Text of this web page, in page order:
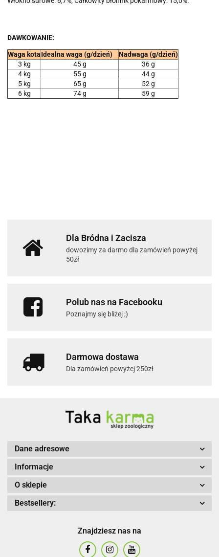
DAWKOWANIE:
Waga kotaIdealna waga (g/dzień) Nadwaga (g/dzień)
3 kg
45 g
36 g
4 kg
55 g
44 g
5 kg
65 g
52 g
6 kg
74 g 59 g
Dla Bródna i Zacisza
dowozimy za darmo dla zamówień powyżej
50zł
Polub nas na Facebooku
Poznajmy się bliżej ;)
Darmowa dostawa
Dla zamówień powyżej 250zł
Dane adresowe
Informacje
O sklepie
Bestsellery:
Znajdziesz nas na